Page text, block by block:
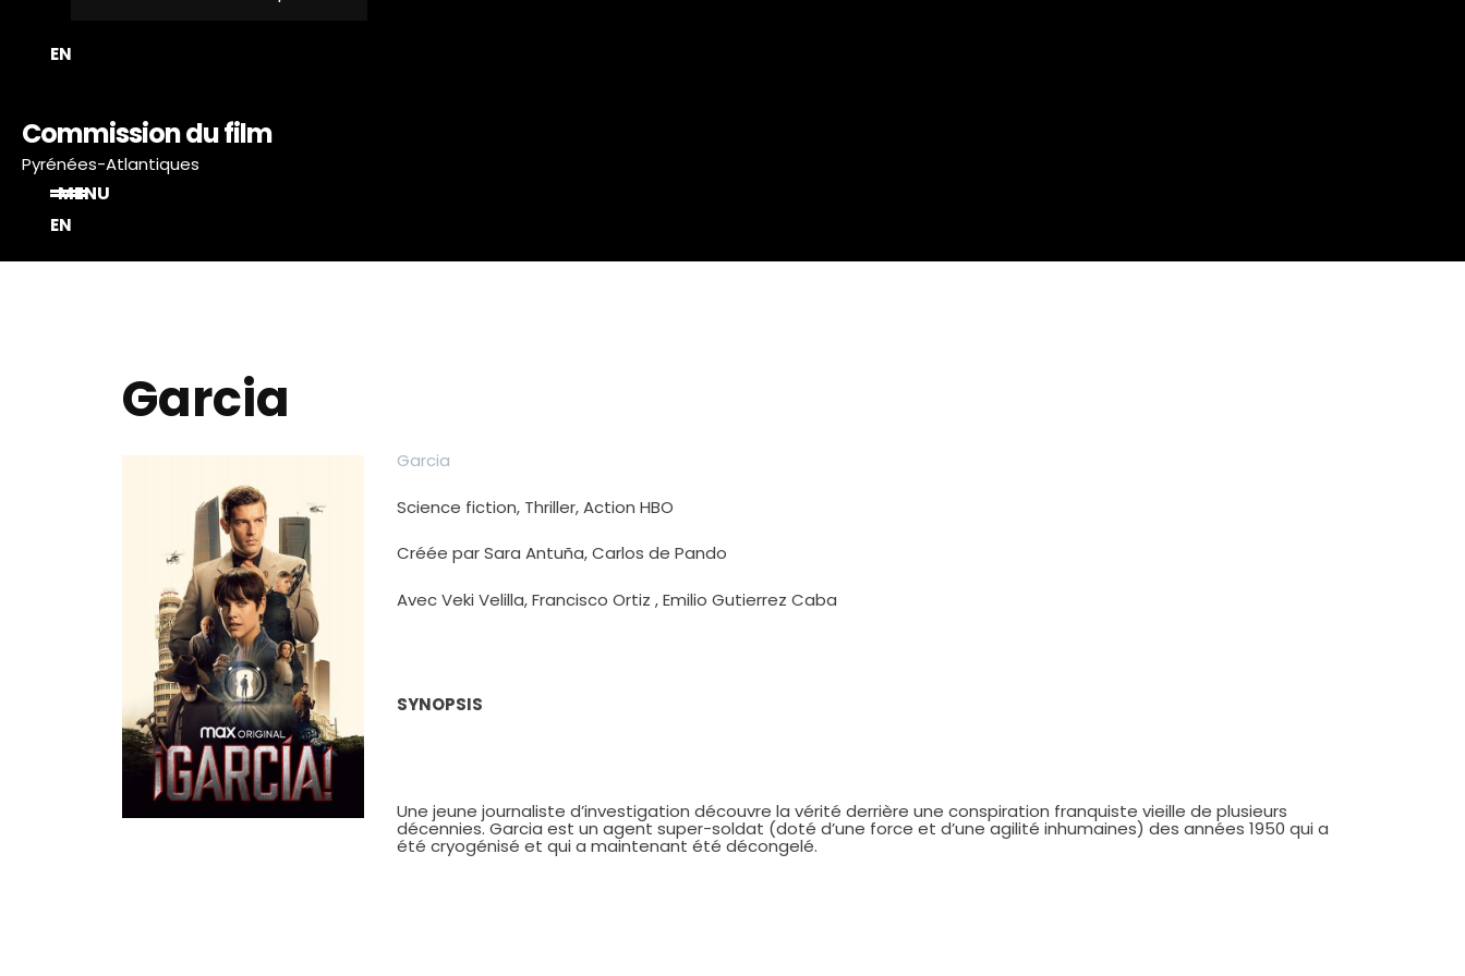
EN
Commission du film
Pyrénées-Atlantiques
MENU
EN
Garcia
Garcia
Science fiction, Thriller, Action HBO
Créée par Sara Antuña, Carlos de Pando
Avec Veki Velilla, Francisco Ortiz , Emilio Gutierrez Caba
SYNOPSIS
Une jeune journaliste d’investigation découvre la vérité derrière une conspiration franquiste vieille de plusieurs
décennies. Garcia est un agent super-soldat (doté d’une force et d’une agilité inhumaines) des années 1950 qui a
été cryogénisé et qui a maintenant été décongelé.